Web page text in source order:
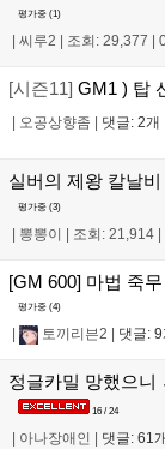
평가중 (1)
씨루2 조회: 29,377
[시즌11] GM1 ) 탑
오공상향좀 댓글: 2개
실버의 제왕 칼날비
평가중 (3)
| 뽕뽕이 | 조회: 21,914 |
[GM 600] 마법 죽
평가중 (4)
토끼리븐2 댓글: 9
정글카밀 망했으니
16 / 24
아나장애인 댓글: 61개